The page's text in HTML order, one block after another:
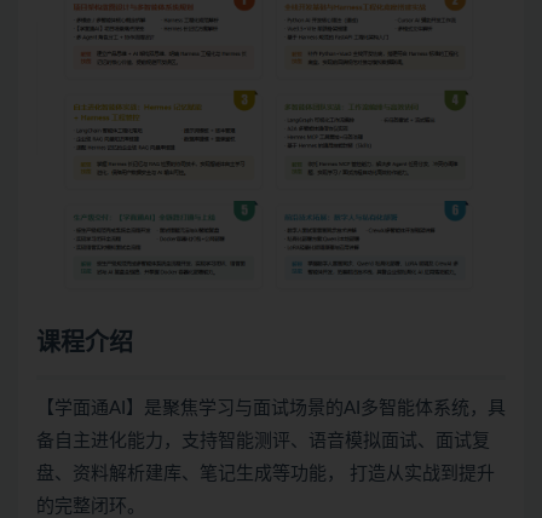
课程介绍
【学面通AI】是聚焦学习与面试场景的AI多智能体系统，具
备自主进化能力，支持智能测评、语音模拟面试、面试复
盘、资料解析建库、笔记生成等功能， 打造从实战到提升
的完整闭环。